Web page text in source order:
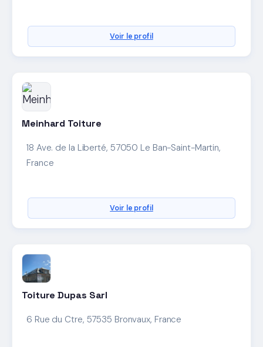
Voir le profil
Meinhard Toiture
18 Ave. de la Liberté, 57050 Le Ban-Saint-Martin,
France
Voir le profil
Toiture Dupas Sarl
6 Rue du Ctre, 57535 Bronvaux, France